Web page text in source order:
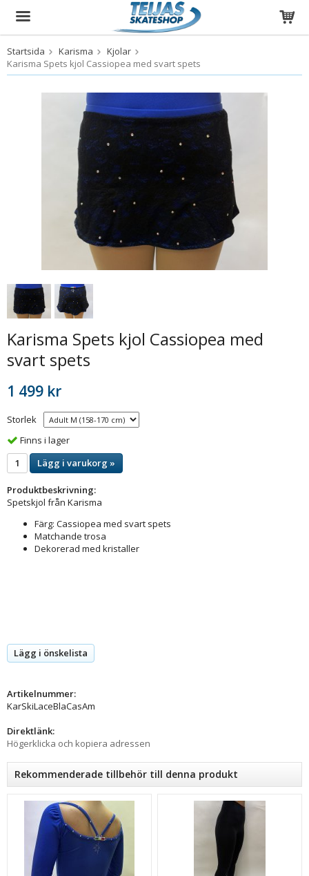
Produkten har blivit tillagd i varukorgen
Startsida Karisma
Kjolar
Karisma Spets kjol Cassiopea med svart spets
Karisma Spets kjol Cassiopea med
svart spets
1 499 kr
Storlek
Finns i lager
Lägg i varukorg »
Produktbeskrivning:
Spetskjol från Karisma
Färg: Cassiopea med svart spets
Matchande trosa
Dekorerad med kristaller
Lägg i önskelista
Artikelnummer:
KarSkiLaceBlaCasAm
Direktlänk:
Högerklicka och kopiera adressen
Rekommenderade tillbehör till denna produkt